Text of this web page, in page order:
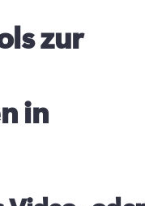
zur
in